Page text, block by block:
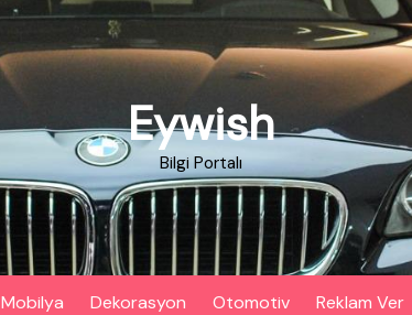
Eywish
Bilgi Portalı
Mobilya Dekorasyon Otomotiv Reklam Ver